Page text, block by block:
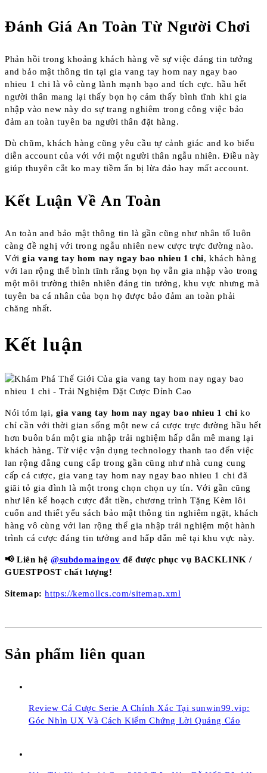
Đánh Giá An Toàn Từ Người Chơi
Phản hồi trong khoảng khách hàng về sự việc đáng tin tưởng
and bảo mật thông tin tại gia vang tay hom nay ngay bao
nhieu 1 chi là vô cùng lành mạnh bạo and tích cực. hầu hết
người thân mang lại thấy bọn họ cảm thấy bình tĩnh khi gia
nhập vào new này do sự trang nghiêm trong công việc bảo
đảm an toàn tuyên ba người thân đặt hàng.
Dù chũm, khách hàng cũng yêu cầu tự cảnh giác and ko biểu
diễn account của với với một người thân ngẫu nhiên. Điều này
giúp thuyên cắt ko may tiềm ẩn bị lừa đảo hay mất account.
Kết Luận Về An Toàn
An toàn and bảo mật thông tin là gần cũng như nhân tố luôn
càng đề nghị với trong ngẫu nhiên new cược trực đường nào.
Vớigia vang tay hom nay ngay bao nhieu 1 chi, khách hàng
với lan rộng thể bình tĩnh rằng bọn họ vẫn gia nhập vào trong
một môi trường thiên nhiên đáng tin tưởng, khu vực nhưng mà
tuyên ba cá nhân của bọn họ được bảo đảm an toàn phải
chăng nhất.
Kết luận
Nói tóm lại, gia vang tay hom nay ngay bao nhieu 1 chi ko
chỉ cần với thời gian sống một new cá cược trực đường hầu hết
hơn buôn bán một gia nhập trải nghiệm hấp dẫn mê mang lại
khách hàng. Từ việc vận dụng technology thanh tao đến việc
lan rộng đẳng cung cấp trong gần cũng như nhà cung cung
cấp cá cược, gia vang tay hom nay ngay bao nhieu 1 chi đã
giãi tỏ gia đình là một trong chọn chọn uy tín. Với gần cũng
như lên kế hoạch cược đắt tiền, chương trình Tặng Kèm lôi
cuốn and thiết yếu sách bảo mật thông tin nghiêm ngặt, khách
hàng vô cùng với lan rộng thể gia nhập trải nghiệm một hành
trình cá cược đáng tin tưởng and hấp dẫn mê tại khu vực này.
📢 Liên hệ @subdomaingov để được phục vụ BACKLINK /
GUESTPOST chất lượng!
Sitemap: https://kemollcs.com/sitemap.xml
Sản phẩm liên quan
Review Cá Cược Serie A Chính Xác Tại sunwin99.vip:
Góc Nhìn UX Và Cách Kiểm Chứng Lời Quảng Cáo